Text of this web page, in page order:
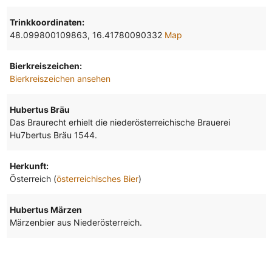
Trinkkoordinaten:
48.099800109863, 16.41780090332 Map
Bierkreiszeichen:
Bierkreiszeichen ansehen
Hubertus Bräu
Das Braurecht erhielt die niederösterreichische Brauerei
Hu7bertus Bräu 1544.
Herkunft:
Österreich (österreichisches Bier)
Hubertus Märzen
Märzenbier aus Niederösterreich.